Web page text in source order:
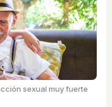
sexual muy fuerte